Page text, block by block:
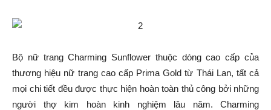
Bộ nữ trang Charming Sunflower thuộc dòng cao cấp của
thương hiệu nữ trang cao cấp Prima Gold từ Thái Lan, tất cả
mọi chi tiết đều được thực hiện hoàn toàn thủ công bởi những
người thợ kim hoàn kinh nghiệm lâu năm. Charming